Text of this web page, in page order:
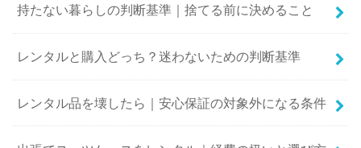
持たない暮らしの判断基準｜捨てる前に決めること
レンタルと購入どっち？迷わないための判断基準
レンタル品を壊したら｜安心保証の対象外になる条件